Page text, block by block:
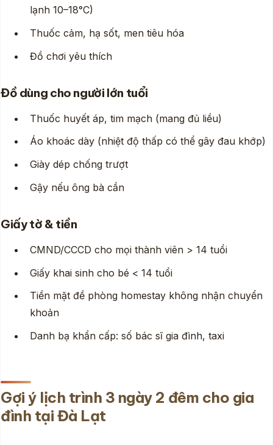
lạnh 10–18°C)
Thuốc cảm, hạ sốt, men tiêu hóa
Đồ chơi yêu thích
Đồ dùng cho người lớn tuổi
Thuốc huyết áp, tim mạch (mang đủ liều)
Áo khoác dày (nhiệt độ thấp có thể gây đau khớp)
Giày dép chống trượt
Gậy nếu ông bà cần
Giấy tờ & tiền
CMND/CCCD cho mọi thành viên > 14 tuổi
Giấy khai sinh cho bé < 14 tuổi
Tiền mặt đề phòng homestay không nhận chuyển
khoản
Danh bạ khẩn cấp: số bác sĩ gia đình, taxi
Gợi ý lịch trình 3 ngày 2 đêm cho gia
đình tại Đà Lạt